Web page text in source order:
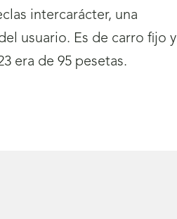
intercarácter, una
usuario. Es de carro fijo y
era de 95 pesetas.